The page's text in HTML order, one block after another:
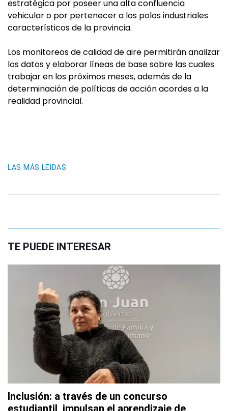
estratégica por poseer una alta confluencia
vehicular o por pertenecer a los polos industriales
característicos de la provincia.
Los monitoreos de calidad de aire permitirán analizar
los datos y elaborar líneas de base sobre las cuales
trabajar en los próximos meses, además de la
determinación de políticas de acción acordes a la
realidad provincial.
LAS MÁS LEIDAS
TE PUEDE INTERESAR
Inclusión: a través de un concurso
estudiantil, impulsan el aprendizaje de